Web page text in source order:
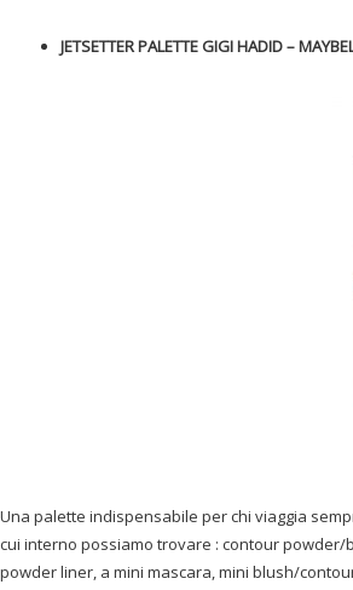
JETSETTER PALETTE GIGI HADID –
Una palette indispensabile per chi viaggia
cui interno possiamo trovare : contour
powder liner, a mini mascara, mini blush/